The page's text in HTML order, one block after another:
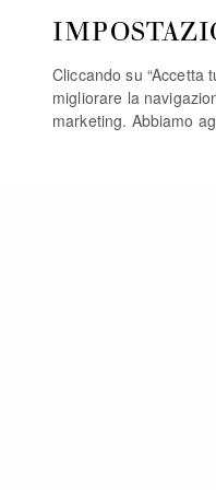
Cliccando su “Accetta
migliorare la
marketing. Abbiamo